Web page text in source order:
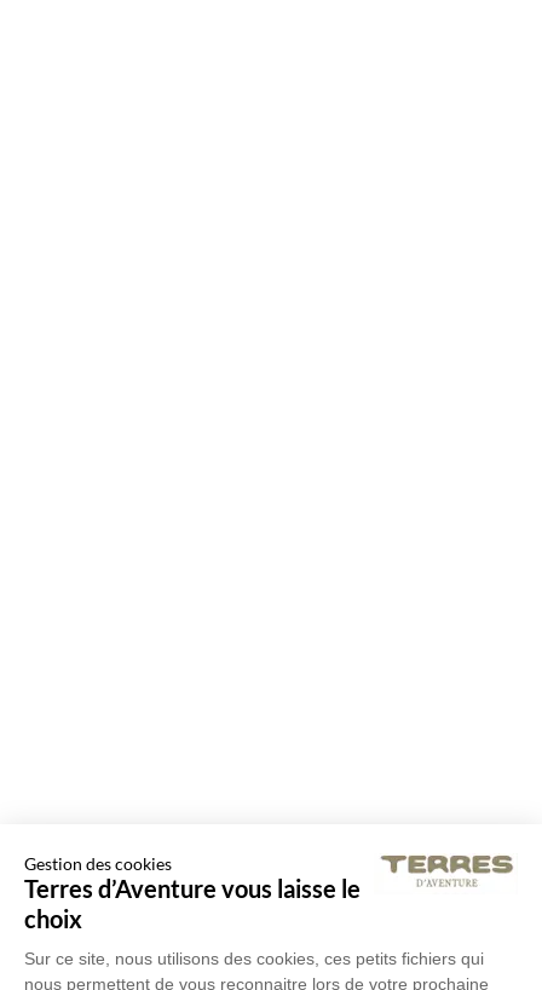
Gestion des cookies
Terres d’Aventure vous laisse le
choix
Sur ce site, nous utilisons des cookies, ces petits fichiers qui
nous permettent de vous reconnaitre lors de votre prochaine